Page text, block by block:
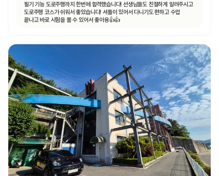
필기 기능 도로주행까지 한번에 합격했습니다! 선생님들도 친절하게 알려주시고
도로주행 코스가 쉬워서 좋았습니다! 셔틀이 있어서 다니기도 편하고 수업
끝나고 바로 시험을 볼 수 있어서 좋아용👍👍